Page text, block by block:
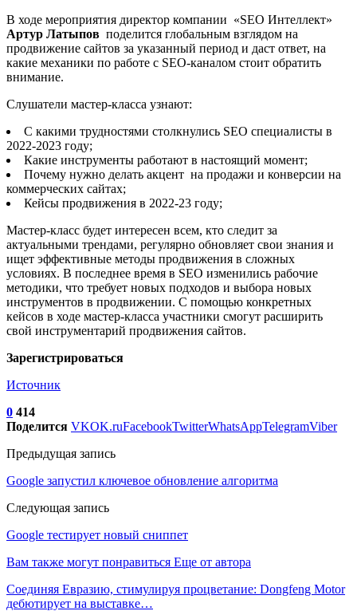
В ходе мероприятия директор компании «SEO Интеллект»
Артур Латыпов поделится глобальным взглядом на
продвижение сайтов за указанный период и даст ответ, на
какие механики по работе с SEO-каналом стоит обратить
внимание.
Слушатели мастер-класса узнают:
С какими трудностями столкнулись SEO специалисты в
2022-2023 году;
Какие инструменты работают в настоящий момент;
Почему нужно делать акцент на продажи и конверсии на
коммерческих сайтах;
Кейсы продвижения в 2022-23 году;
Мастер-класс будет интересен всем, кто следит за
актуальными трендами, регулярно обновляет свои знания и
ищет эффективные методы продвижения в сложных
условиях. В последнее время в SEO изменились рабочие
методики, что требует новых подходов и выбора новых
инструментов в продвижении. С помощью конкретных
кейсов в ходе мастер-класса участники смогут расширить
свой инструментарий продвижения сайтов.
Зарегистрироваться
Источник
0 414
Поделится VKOK.ruFacebookTwitterWhatsAppTelegramViber
Предыдущая запись
Google запустил ключевое обновление алгоритма
Следующая запись
Google тестирует новый сниппет
Вам также могут понравиться Еще от автора
Соединяя Евразию, стимулируя процветание: Dongfeng Motor
дебютирует на выставке…